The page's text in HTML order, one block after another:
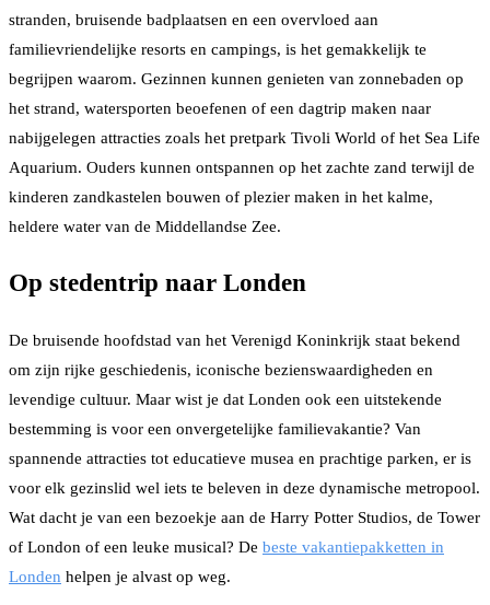
stranden, bruisende badplaatsen en een overvloed aan
familievriendelijke resorts en campings, is het gemakkelijk te
begrijpen waarom. Gezinnen kunnen genieten van zonnebaden op
het strand, watersporten beoefenen of een dagtrip maken naar
nabijgelegen attracties zoals het pretpark Tivoli World of het Sea Life
Aquarium. Ouders kunnen ontspannen op het zachte zand terwijl de
kinderen zandkastelen bouwen of plezier maken in het kalme,
heldere water van de Middellandse Zee.
Op stedentrip naar Londen
De bruisende hoofdstad van het Verenigd Koninkrijk staat bekend
om zijn rijke geschiedenis, iconische bezienswaardigheden en
levendige cultuur. Maar wist je dat Londen ook een uitstekende
bestemming is voor een onvergetelijke familievakantie? Van
spannende attracties tot educatieve musea en prachtige parken, er is
voor elk gezinslid wel iets te beleven in deze dynamische metropool.
Wat dacht je van een bezoekje aan de Harry Potter Studios, de Tower
of London of een leuke musical? De beste vakantiepakketten in
Londen helpen je alvast op weg.